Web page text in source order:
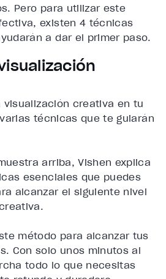
Pero para utilizar este
existen 4 técnicas
a dar el primer paso.
visualización creativa en tu
técnicas que te guiarán
arriba, Vishen explica
esenciales que puedes
alcanzar el siguiente nivel
método para alcanzar tus
Con solo unos minutos al
todo lo que necesitas